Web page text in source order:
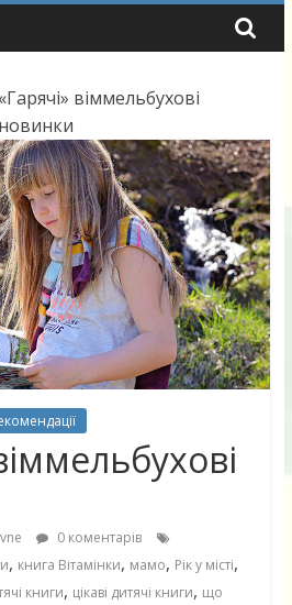
«Гарячі» віммельбухові
новинки
0 коментарів
, книга Вітамінки, мамо, Рік у місті,
книги, цікаві дитячі книги, що